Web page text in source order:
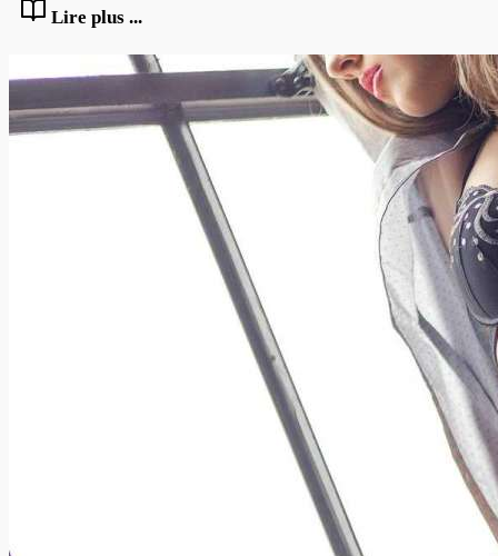
Lire plus ...